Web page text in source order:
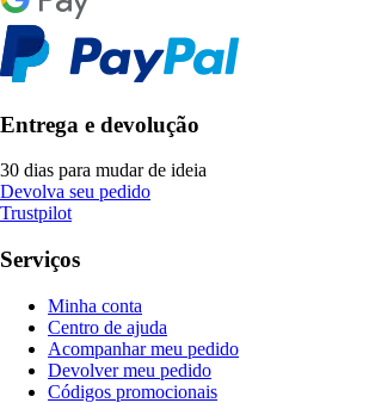
Entrega e devolução
30 dias para mudar de ideia
Devolva seu pedido
Trustpilot
Serviços
Minha conta
Centro de ajuda
Acompanhar meu pedido
Devolver meu pedido
Códigos promocionais